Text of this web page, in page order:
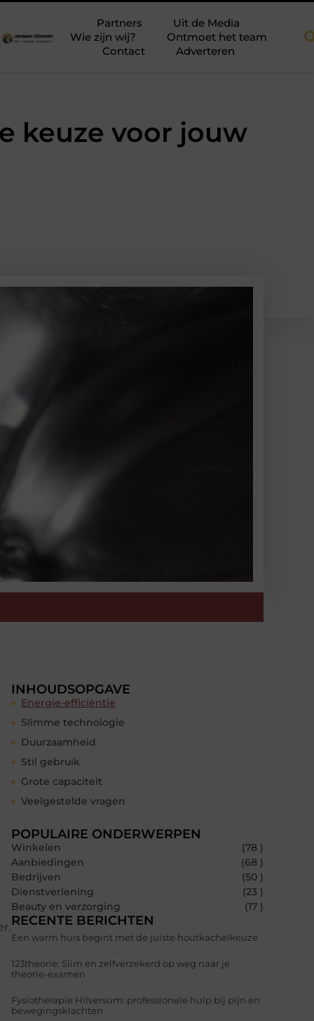
Partners
Uit de Media
Wie zijn wij?
Ontmoet het team
Contact
Adverteren
keuze voor jouw
INHOUDSOPGAVE
Energie-efficiëntie
Slimme technologie
Duurzaamheid
Stil gebruik
Grote capaciteit
Veelgestelde vragen
POPULAIRE ONDERWERPEN
Winkelen
(78 )
Aanbiedingen
(68 )
Bedrijven
(50 )
Dienstverlening
(23 )
Beauty en verzorging
(17 )
RECENTE BERICHTEN
Een warm huis begint met de juiste houtkachelkeuze
123theorie: Slim en zelfverzekerd op weg naar je
theorie-examen
Fysiotherapie Hilversum: professionele hulp bij pijn en
bewegingsklachten